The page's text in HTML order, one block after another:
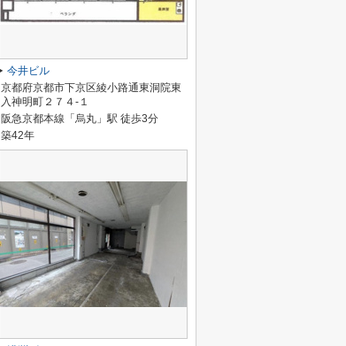
今井ビル
京都府京都市下京区綾小路通東洞院東
入神明町２７４-１
阪急京都本線「烏丸」駅 徒歩3分
築42年